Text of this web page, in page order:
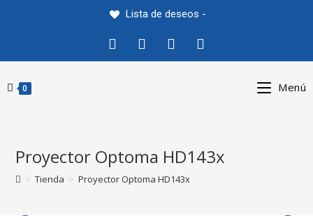
Lista de deseos -
0 Menú
Proyector Optoma HD143x
> Tienda > Proyector Optoma HD143x